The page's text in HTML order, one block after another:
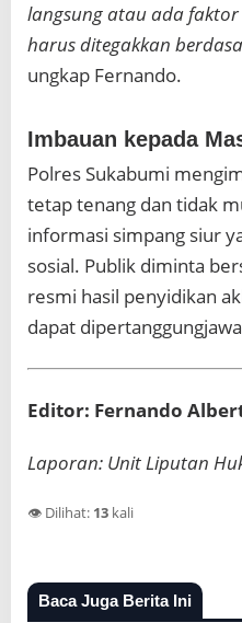
langsung atau ada
harus ditegakkan
ungkap Fernando.
Imbauan kepada
Polres Sukabumi
tetap tenang dan tidak
informasi simpang siur
sosial. Publik diminta
resmi hasil penyidikan
dapat
Editor: Fernando
Laporan: Unit Liputan
👁️ Dilihat: 13 kali
Baca Juga Berita Ini